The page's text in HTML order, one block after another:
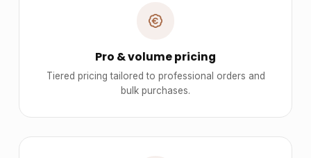
Pro & volume pricing
Tiered pricing tailored to professional orders and
bulk purchases.